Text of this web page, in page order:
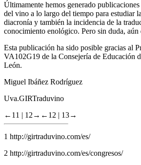
Últimamente hemos generado
del vino a lo largo del tiempo para estudiar
diacronía y también la incidencia de la
conocimiento enológico. Pero sin duda, aún
Esta publicación ha sido posible gracias al
VA102G19 de la Consejería de Educación
León.
Miguel Ibáñez Rodríguez
Uva.GIRTraduvino
←11 | 12→ ←12 | 13→
1 http://girtraduvino.com/es/
2 http://girtraduvino.com/es/congresos/